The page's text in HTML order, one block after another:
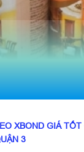
XBOND GIÁ
3